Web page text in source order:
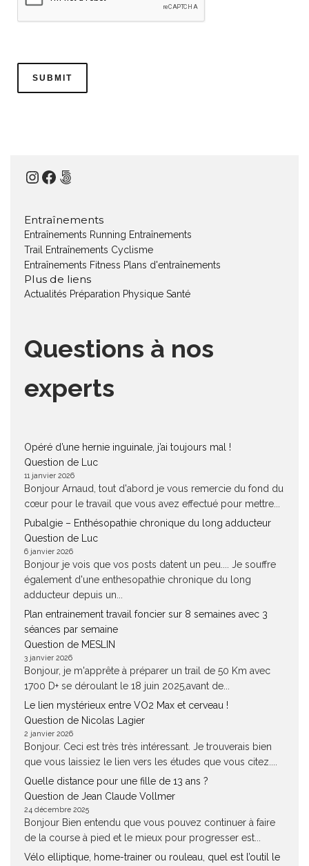
Instagram
Facebook
500px
Entraînements
Entraînements Running Entraînements
Trail
Entraînements Cyclisme
Entraînements Fitness Plans d'entraînements
Plus de liens
Actualités Préparation Physique Santé
Questions à nos
experts
Opéré d’une hernie inguinale, j’ai toujours mal !
Question de Luc
11 janvier 2026
Bonjour Arnaud, tout d'abord je vous remercie du fond du
cœur pour le travail que vous avez effectué pour mettre...
Pubalgie – Enthésopathie chronique du long adducteur
Question de Luc
6 janvier 2026
Bonjour je vois que vos posts datent un peu.... Je souffre
également d'une enthesopathie chronique du long
adducteur depuis un...
Plan entrainement travail foncier sur 8 semaines avec 3
séances par semaine
Question de MESLIN
3 janvier 2026
Bonjour, je m'apprête à préparer un trail de 50 Km avec
1700 D+ se déroulant le 18 juin 2025,avant de...
Le lien mystérieux entre VO2 Max et cerveau !
Question de Nicolas Lagier
2 janvier 2026
Bonjour. Ceci est très très intéressant. Je trouverais bien
que vous laissiez le lien vers les études que vous citez....
Quelle distance pour une fille de 13 ans ?
Question de Jean Claude Vollmer
24 décembre 2025
Bonjour Bien entendu que vous pouvez continuer à faire
de la course à pied et le mieux pour progresser est...
Vélo elliptique, home-trainer ou rouleau, quel est l’outil le